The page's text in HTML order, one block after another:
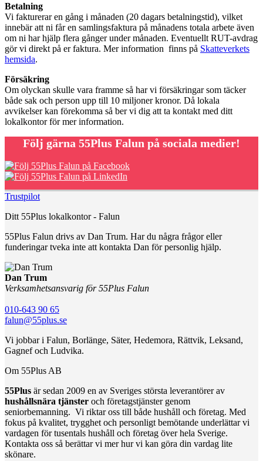
Betalning
Vi fakturerar en gång i månaden (20 dagars betalningstid), vilket
innebär att ni får en samlingsfaktura på månadens totala arbete även
om ni har hjälp flera gånger under månaden. Eventuellt RUT-avdrag
gör vi direkt på er faktura. Mer information finns på Skatteverkets
hemsida.
Försäkring
Om olyckan skulle vara framme så har vi försäkringar som täcker
både sak och person upp till 10 miljoner kronor. Då lokala
avvikelser kan förekomma så ber vi dig att ta kontakt med ditt
lokalkontor för mer information.
Följ gärna 55Plus Falun på sociala medier!
Trustpilot
Ditt 55Plus lokalkontor - Falun
55Plus Falun drivs av Dan Trum. Har du några frågor eller
funderingar tveka inte att kontakta Dan för personlig hjälp.
Dan Trum
Verksamhetsansvarig för 55Plus Falun
010-643 90 65
falun@55plus.se
Vi jobbar i Falun, Borlänge, Säter, Hedemora, Rättvik, Leksand,
Gagnef och Ludvika.
Om 55Plus AB
55Plus är sedan 2009 en av Sveriges största leverantörer av
hushållsnära tjänster och företagstjänster genom
seniorbemanning. Vi riktar oss till både hushåll och företag. Med
fokus på kvalitet, trygghet och personligt bemötande underlättar vi
vardagen för tusentals hushåll och företag över hela Sverige.
Kontakta oss så berättar vi mer hur vi kan göra din vardag lite
skönare.